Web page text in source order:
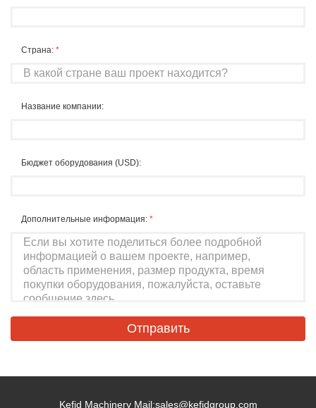
Страна: *
Название компании:
Бюджет оборудования (USD):
Дополнительные информация: *
Kefid Machinery Mail:sales@kefidgroup.com